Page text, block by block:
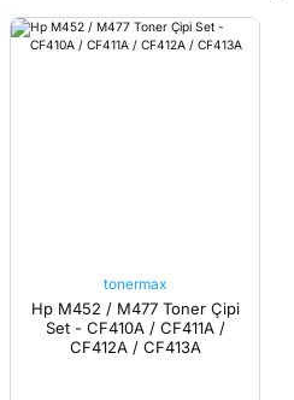
tonermax
Hp M452 / M477 Toner Çipi
Set - CF410A / CF411A /
CF412A / CF413A